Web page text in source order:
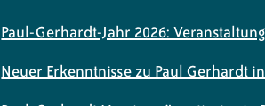
Paul-Gerhardt-Jahr 2026:
Neuer Erkenntnisse zu Paul Gerhardt